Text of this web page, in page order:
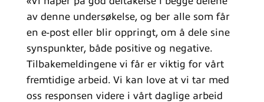
av denne undersøkelse, og ber alle som får
en e-post eller blir oppringt, om å dele sine
synspunkter, både positive og negative.
Tilbakemeldingene vi får er viktig for vårt
fremtidige arbeid. Vi kan love at vi tar med
oss responsen videre i vårt daglige arbeid